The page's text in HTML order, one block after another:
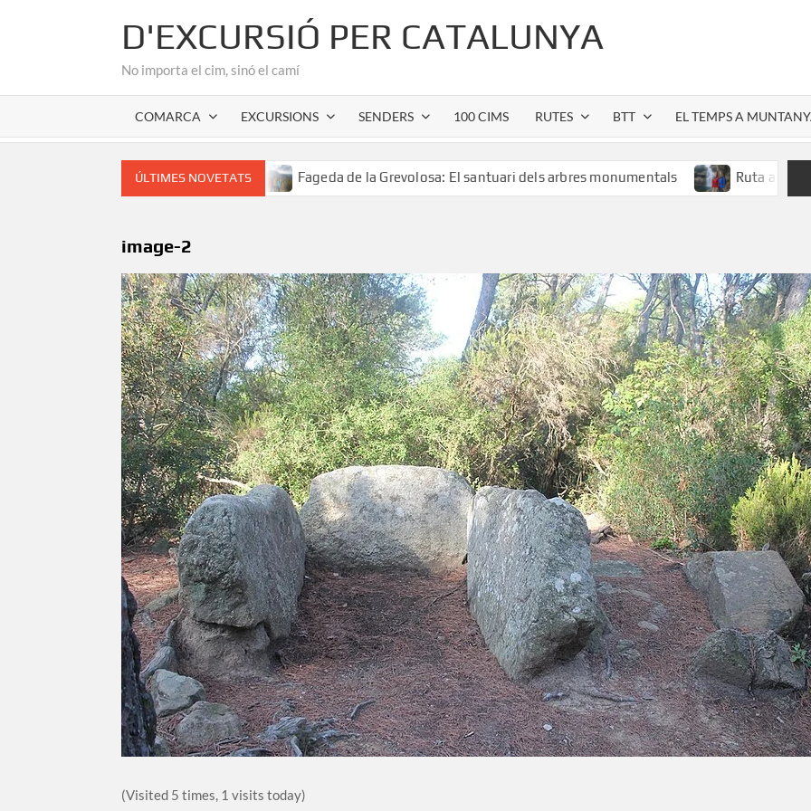
D'EXCURSIÓ PER CATALUNYA
No importa el cim, sinó el camí
COMARCA EXCURSIONS SENDERS 100 CIMS RUTES BTT EL TEMPS A
ÚLTIMES NOVETATS
de l’Alta Garrotxa Fageda de la Grevolosa: El santuari dels arbres monumentals Ruta al Salt de Sallent:
image-2
(Visited 5 times, 1 visits today)